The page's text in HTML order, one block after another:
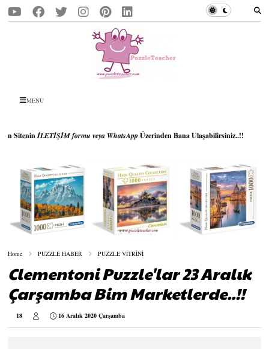
MENU
formu veya WhatsAppÜzerinden Bana Ulaşabilirsiniz..!!
Home PUZZLE HABER PUZZLE VİTRİNİ
Clementoni Puzzle'lar 23 Aralık
Çarşamba Bim Marketlerde..!!
18 16 Aralık 2020 Çarşamba